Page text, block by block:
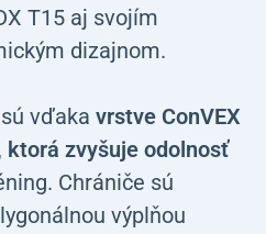
T15 aj svojím
dizajnom.
vďaka vrstve ConVEX
ktorá zvyšuje odolnosť
Chrániče sú
výplňou